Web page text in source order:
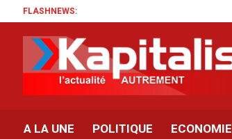
FLASHNEWS:
A LA UNE POLITIQUE ECONOMIE